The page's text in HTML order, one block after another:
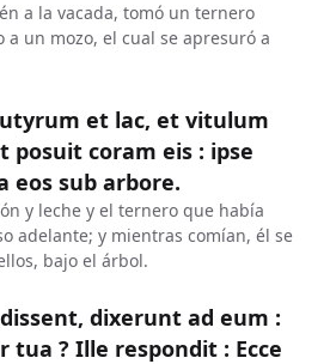
a la vacada, tomó un ternero
un mozo, el cual se apresuró a
et lac, et vitulum
posuit coram eis : ipse
eos sub arbore.
y leche y el ternero que había
adelante; y mientras comían, él se
bajo el árbol.
dixerunt ad eum :
tua ? Ille respondit : Ecce